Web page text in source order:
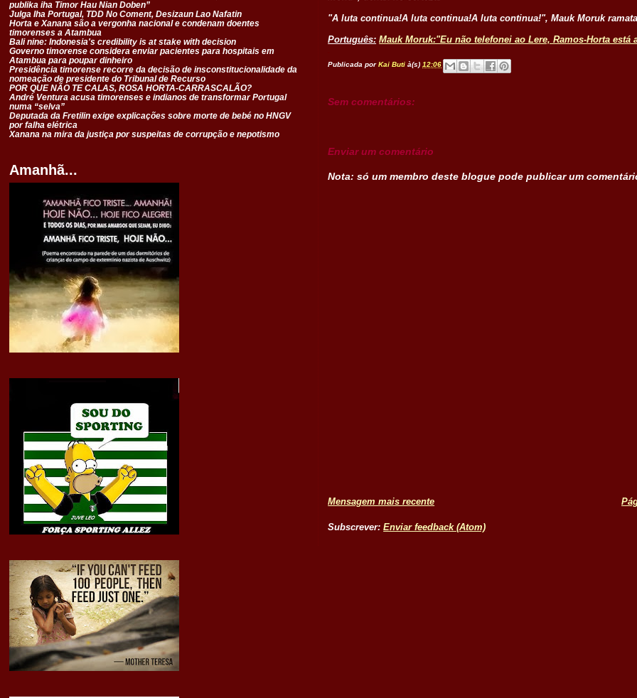
"A luta continua!A luta continua!A luta continua!", Mauk Moruk
Português: Mauk Moruk:"Eu não telefonei ao Lere, Ramos-Horta está
Publicada porKai Buti à(s)12:06
Sem comentários:
Enviar um comentário
Nota: só um membro deste blogue pode publicar um
Mensagem mais recente
Subscrever:Enviar feedback (Atom)
publika iha Timor Hau Nian Doben”
Julga Iha Portugal, TDD No Coment, Desizaun Lao Nafatin
Horta e Xanana são a vergonha nacional e condenam doentes
timorenses a Atambua
Bali nine: Indonesia's credibility is at stake with decision
Governo timorense considera enviar pacientes para hospitais em
Atambua para poupar dinheiro
Presidência timorense recorre da decisão de insconstitucionalidade da
nomeação de presidente do Tribunal de Recurso
POR QUE NÃO TE CALAS, ROSA HORTA-CARRASCALÃO?
André Ventura acusa timorenses e indianos de transformar Portugal
numa “selva”
Deputada da Fretilin exige explicações sobre morte de bebé no HNGV
por falha elétrica
Xanana na mira da justiça por suspeitas de corrupção e nepotismo
Amanhã...